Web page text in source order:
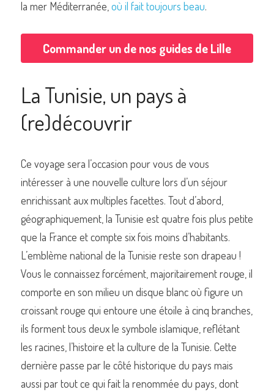
Commander un de nos livres sur Lille
la mer Méditerranée, où il fait toujours beau.
Commander un de nos guides de Lille
La Tunisie, un pays à
(re)découvrir
Ce voyage sera l’occasion pour vous de vous
intéresser à une nouvelle culture lors d’un séjour
enrichissant aux multiples facettes. Tout d’abord,
géographiquement, la Tunisie est quatre fois plus petite
que la France et compte six fois moins d’habitants.
L’emblème national de la Tunisie reste son drapeau !
Vous le connaissez forcément, majoritairement rouge, il
comporte en son milieu un disque blanc où figure un
croissant rouge qui entoure une étoile à cinq branches,
ils forment tous deux le symbole islamique, reflétant
les racines, l’histoire et la culture de la Tunisie. Cette
dernière passe par le côté historique du pays mais
aussi par tout ce qui fait la renommée du pays, dont